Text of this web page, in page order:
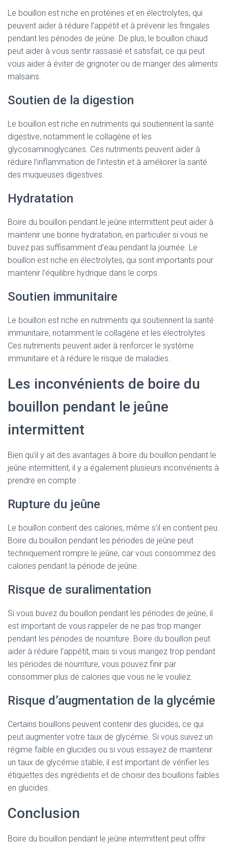
Le bouillon est riche en protéines et en électrolytes, qui
peuvent aider à réduire l’appétit et à prévenir les fringales
pendant les périodes de jeûne. De plus, le bouillon chaud
peut aider à vous sentir rassasié et satisfait, ce qui peut
vous aider à éviter de grignoter ou de manger des aliments
malsains.
Soutien de la digestion
Le bouillon est riche en nutriments qui soutiennent la santé
digestive, notamment le collagène et les
glycosaminoglycanes. Ces nutriments peuvent aider à
réduire l’inflammation de l’intestin et à améliorer la santé
des muqueuses digestives.
Hydratation
Boire du bouillon pendant le jeûne intermittent peut aider à
maintenir une bonne hydratation, en particulier si vous ne
buvez pas suffisamment d’eau pendant la journée. Le
bouillon est riche en électrolytes, qui sont importants pour
maintenir l’équilibre hydrique dans le corps.
Soutien immunitaire
Le bouillon est riche en nutriments qui soutiennent la santé
immunitaire, notamment le collagène et les électrolytes.
Ces nutriments peuvent aider à renforcer le système
immunitaire et à réduire le risque de maladies.
Les inconvénients de boire du
bouillon pendant le jeûne
intermittent
Bien qu’il y ait des avantages à boire du bouillon pendant le
jeûne intermittent, il y a également plusieurs inconvénients à
prendre en compte :
Rupture du jeûne
Le bouillon contient des calories, même s’il en contient peu.
Boire du bouillon pendant les périodes de jeûne peut
techniquement rompre le jeûne, car vous consommez des
calories pendant la période de jeûne.
Risque de suralimentation
Si vous buvez du bouillon pendant les périodes de jeûne, il
est important de vous rappeler de ne pas trop manger
pendant les périodes de nourriture. Boire du bouillon peut
aider à réduire l’appétit, mais si vous mangez trop pendant
les périodes de nourriture, vous pouvez finir par
consommer plus de calories que vous ne le vouliez.
Risque d’augmentation de la glycémie
Certains bouillons peuvent contenir des glucides, ce qui
peut augmenter votre taux de glycémie. Si vous suivez un
régime faible en glucides ou si vous essayez de maintenir
un taux de glycémie stable, il est important de vérifier les
étiquettes des ingrédients et de choisir des bouillons faibles
en glucides.
Conclusion
Boire du bouillon pendant le jeûne intermittent peut offrir